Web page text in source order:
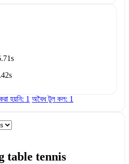
হয়নি: 1 অবৈধ টুল কল: 1
table tennis